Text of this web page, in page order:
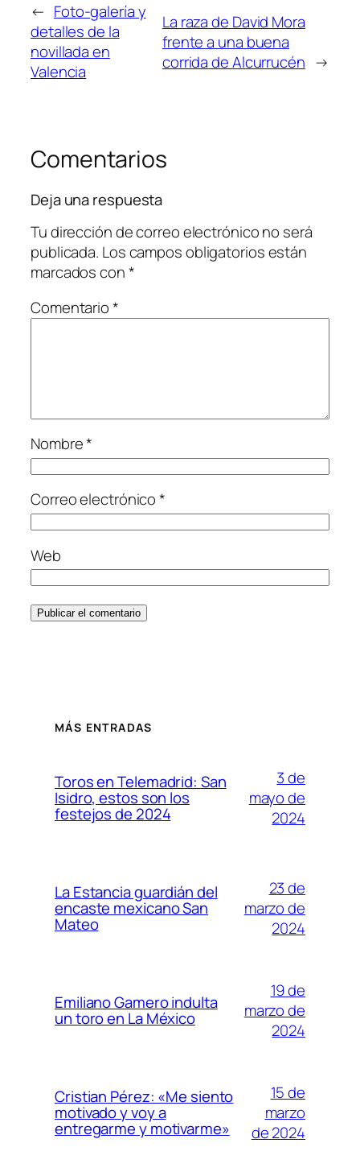
← Foto-galería y
detalles de la
novillada en
Valencia
La raza de David Mora
frente a una buena
corrida de Alcurrucén →
Comentarios
Deja una respuesta
Tu dirección de correo electrónico no será
publicada. Los campos obligatorios están
marcados con*
Comentario*
Nombre*
Correo electrónico*
Web
MÁS ENTRADAS
Toros en Telemadrid: San
Isidro, estos son los
festejos de 2024
3 de
mayo de
2024
La Estancia guardián del
encaste mexicano San
Mateo
23 de
marzo de
2024
Emiliano Gamero indulta
un toro en La México
19 de
marzo de
2024
Cristian Pérez: «Me siento
motivado y voy a
entregarme y motivarme»
15 de
marzo
de 2024